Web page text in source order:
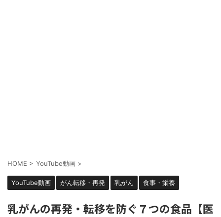
HOME > YouTube動画 >
YouTube動画 がん転移・再発 乳がん 食事・栄養
乳がんの再発・転移を防ぐ７つの食品【医